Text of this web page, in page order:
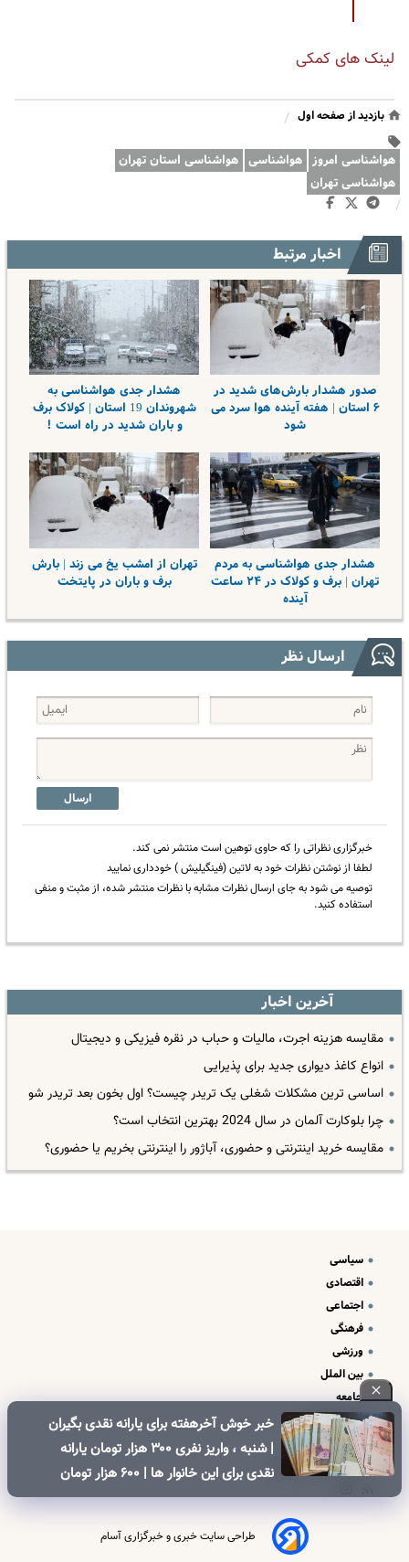
لینک های کمکی
بازدید از صفحه اول /
هواشناسی امروز هواشناسی هواشناسی استان تهران
هواشناسی تهران
/
اخبار مرتبط
صدور هشدار بارش‌های شدید در
۶ استان | هفته آینده هوا سرد می
شود
هشدار جدی هواشناسی به
شهروندان 19 استان | کولاک برف
و باران شدید در راه است !
هشدار جدی هواشناسی به مردم
تهران | برف و کولاک در ۲۴ ساعت
آینده
تهران از امشب یخ می زند | بارش
برف و باران در پایتخت
ارسال نظر
ارسال
خبرگزاری نظراتی را که حاوی توهین است منتشر نمی کند.
لطفا از نوشتن نظرات خود به لاتین (فینگیلیش ) خودداری نمایید
توصیه می شود به جای ارسال نظرات مشابه با نظرات منتشر شده، از مثبت و منفی
استفاده کنید.
آخرین اخبار
مقایسه هزینه اجرت، مالیات و حباب در نقره فیزیکی و دیجیتال
انواع کاغذ دیواری جدید برای پذیرایی
اساسی ترین مشکلات شغلی یک تریدر چیست؟ اول بخون بعد تریدر شو
چرا بلوکارت آلمان در سال 2024 بهترین انتخاب است؟
مقایسه خرید اینترنتی و حضوری، آباژور را اینترنتی بخریم یا حضوری؟
خبر خوش آخرهفته برای یارانه نقدی بگیران
| شنبه ، واریز نفری ۳۰۰ هزار تومان یارانه
نقدی برای این خانوار ها | ۶۰۰ هزار تومان
کالابرگ برای خانوارهای دارای فرزند
سیاسی
اقتصادی
اجتماعی
فرهنگی
ورزشی
بین الملل
جامعه
علم و فناوری
درباره ما
تبلیغات و تماس با ما
طراحی سایت خبری و خبرگزاری آسام